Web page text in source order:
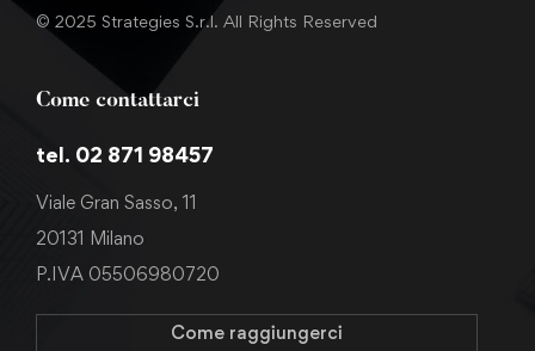
© 2025 Strategies S.r.l. All Rights Reserved
Come contattarci
tel. 02 871 98457
Viale Gran Sasso, 11
20131 Milano
P.IVA 05506980720
Come raggiungerci